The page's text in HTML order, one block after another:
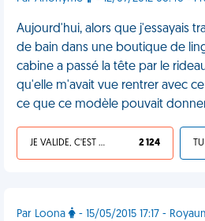
Aujourd'hui, alors que j'essayais
de bain dans une boutique de
cabine a passé la tête par le
qu'elle m'avait vue rentrer avec
ce que ce modèle pouvait
JE VALIDE, C'EST UNE VDM 2 124
Par Loona - 15/05/2015 17:17 -